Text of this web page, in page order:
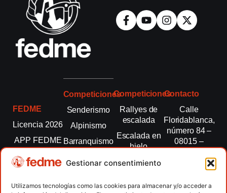
Gestionar consentimiento
Utilizamos tecnologías como las cookies para almacenar y/o acceder a
FEDME
Licencia 2026
APP FEDME
Transparencia
autonómicas
Competiciones
Senderismo
Alpinismo
Barranquismo
montaña
Escalada
Competiciones
Rallyes de
escalada
Escalada en
hielo
Esquí de
Marcha
Contacto
Calle
Floridablanca,
número 84 –
08015 –
fedme@fedme.es
934 264 267